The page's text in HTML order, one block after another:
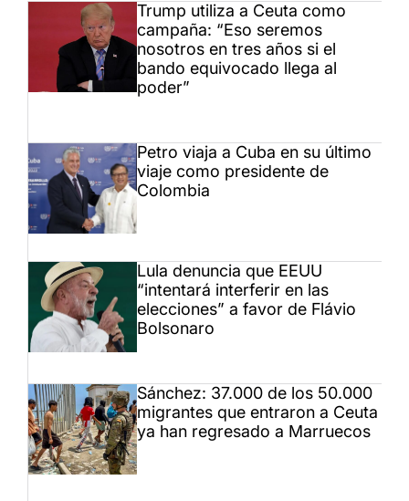
Trump utiliza a Ceuta como
campaña: “Eso seremos
nosotros en tres años si el
bando equivocado llega al
poder”
Petro viaja a Cuba en su último
viaje como presidente de
Colombia
Lula denuncia que EEUU
“intentará interferir en las
elecciones” a favor de Flávio
Bolsonaro
Sánchez: 37.000 de los 50.000
migrantes que entraron a Ceuta
ya han regresado a Marruecos